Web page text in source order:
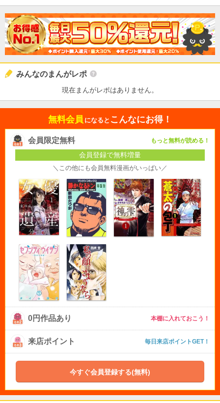
みんなのまんがレポ
現在まんがレポはありません。
無料会員 になると こんなにお得！
会員限定無料 もっと無料が読める！
会員登録で無料増量
＼この他にも会員無料漫画がいっぱい／
0円作品あり 本棚に入れておこう！
来店ポイント 毎日来店ポイントGET！
今すぐ会員登録する(無料)